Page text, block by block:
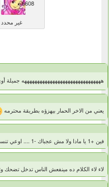
6608
غير محدد
هههههههههههههههههههههههههههههههه جميلة
يعني من الاخر الحمار بيهزؤه بطريقة محترمه
فين +1 يا مادا ولا مش عجباك -1 .... اوعي تنسي انا مركزه اهو
لاء لاء الكلام ده مينفعش الناس تدخل تضحك وتخرج من غير +1